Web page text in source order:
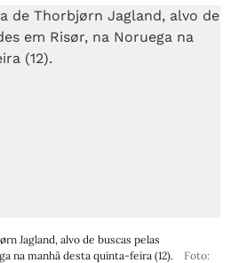
Jagland, alvo de buscas pelas
na manhã desta quinta-feira (12).
Foto: